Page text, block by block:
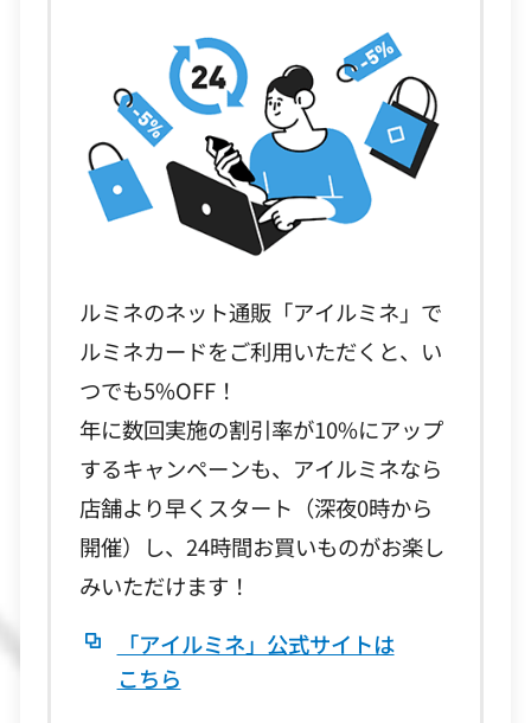
ルミネのネット通販「アイルミネ」で
ルミネカードをご利用いただくと、い
つでも5%OFF！
年に数回実施の割引率が10%にアップ
するキャンペーンも、アイルミネなら
店舗より早くスタート（深夜0時から
開催）し、24時間お買いものがお楽し
みいただけます！
「アイルミネ」公式サイトは
こちら